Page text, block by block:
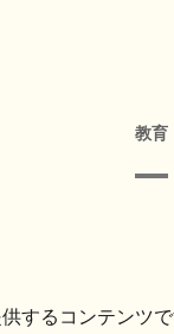
教育
するコンテンツで